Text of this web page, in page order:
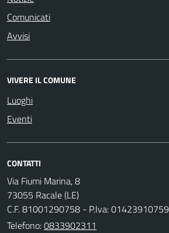
Comunicati
Avvisi
VIVERE IL COMUNE
Luoghi
Eventi
CONTATTI
Via Fiumi Marina, 8
73055 Racale (LE)
C.F. 81001290758 - P.Iva: 01423910759
Telefono:0833902311